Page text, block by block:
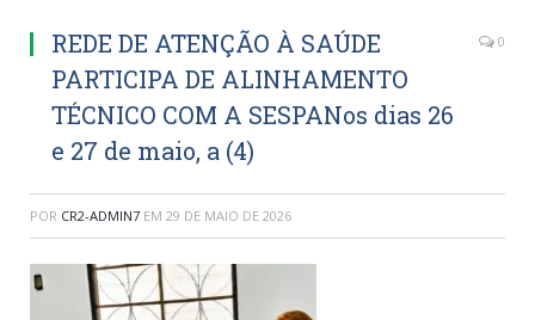
REDE DE ATENÇÃO À SAÚDE
PARTICIPA DE ALINHAMENTO
TÉCNICO COM A SESPANos dias 26
e 27 de maio, a (4)
0
POR CR2-ADMIN7 EM 29 DE MAIO DE 2026